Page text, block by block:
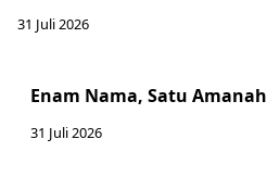
31 Juli 2026
Enam Nama, Satu Amanah
31 Juli 2026